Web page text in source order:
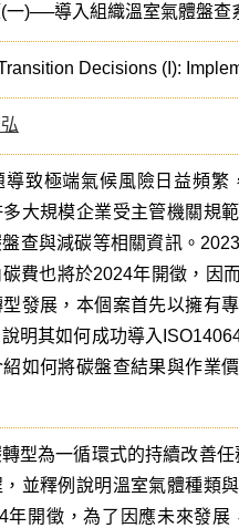
一)──導入組織溫室氣體盤查
Decisions (I):
導致極端氣候風險日益頻
大規模企業受主管機關規
查與減碳等相關資訊。
費也將於2024年開徵，因
發展，本個案首先以擁有
明其如何成功導入
如何將碳盤查結果與作業
型為一循環式的持續改善
並釋例說明溫室氣體種類
年開徵，為了因應未來發